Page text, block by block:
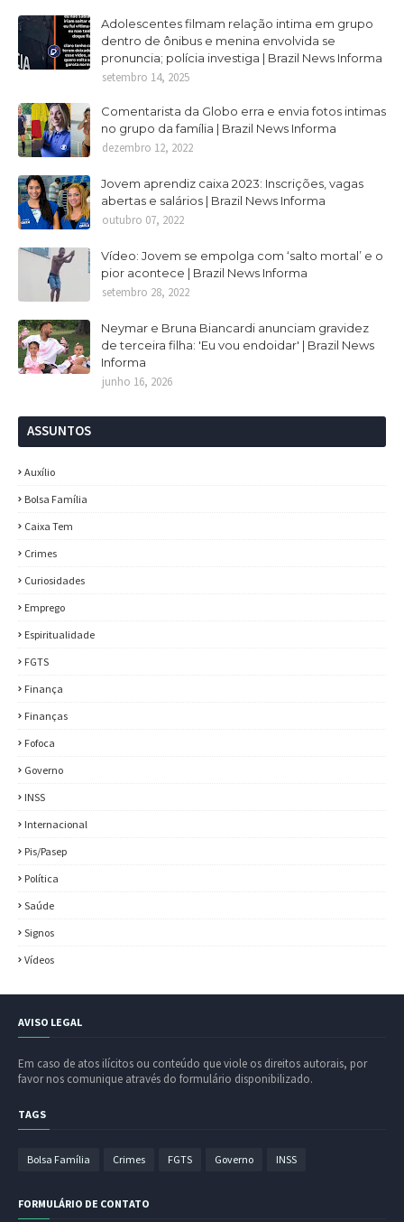
Adolescentes filmam relação intima em grupo
dentro de ônibus e menina envolvida se
pronuncia; polícia investiga | Brazil News Informa
setembro 14, 2025
Comentarista da Globo erra e envia fotos intimas
no grupo da família | Brazil News Informa
dezembro 12, 2022
Jovem aprendiz caixa 2023: Inscrições, vagas
abertas e salários | Brazil News Informa
outubro 07, 2022
Vídeo: Jovem se empolga com ‘salto mortal’ e o
pior acontece | Brazil News Informa
setembro 28, 2022
Neymar e Bruna Biancardi anunciam gravidez
de terceira filha: 'Eu vou endoidar' | Brazil News
Informa
junho 16, 2026
ASSUNTOS
Auxílio
Bolsa Família
Caixa Tem
Crimes
Curiosidades
Emprego
Espiritualidade
FGTS
Finança
Finanças
Fofoca
Governo
INSS
Internacional
Pis/Pasep
Política
Saúde
Signos
Vídeos
AVISO LEGAL
Em caso de atos ilícitos ou conteúdo que viole os direitos autorais, por
favor nos comunique através do formulário disponibilizado.
TAGS
Bolsa Família Crimes FGTS Governo INSS
FORMULÁRIO DE CONTATO